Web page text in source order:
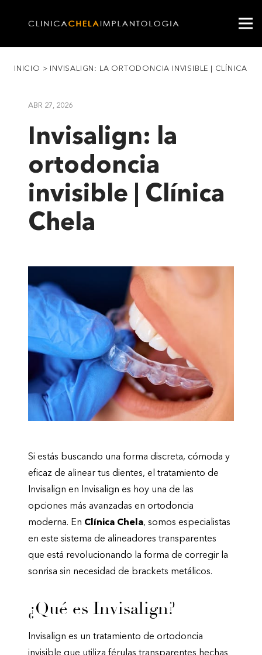
INICIO > INVISALIGN: LA ORTODONCIA INVISIBLE | CLÍNICA
ABR 27, 2026
Invisalign: la
ortodoncia
invisible | Clínica
Chela
Si estás buscando una forma discreta, cómoda y
eficaz de alinear tus dientes, el tratamiento de
Invisalign en
Invisalign es hoy una de las
opciones más avanzadas en ortodoncia
moderna. En Clínica Chela, somos especialistas
en este sistema de alineadores transparentes
que está revolucionando la forma de corregir la
sonrisa sin necesidad de brackets metálicos.
¿Qué es Invisalign?
Invisalign es un tratamiento de ortodoncia